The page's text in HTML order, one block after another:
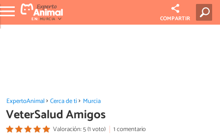
EN:MURCIA COMPARTIR
ExpertoAnimal Cerca de ti Murcia
VeterSalud Amigos
Valoración: 5 (1 voto) 1 comentario